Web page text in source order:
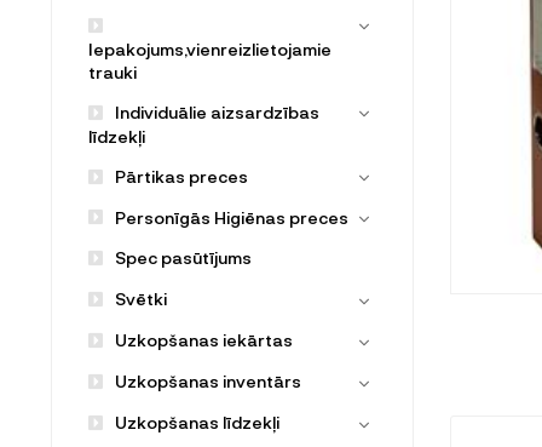
Iepakojums,vienreizlietojamie
trauki
Individuālie aizsardzības
līdzekļi
Pārtikas preces
Personīgās Higiēnas preces
Spec pasūtījums
Svētki
Uzkopšanas iekārtas
Uzkopšanas inventārs
Uzkopšanas līdzekļi